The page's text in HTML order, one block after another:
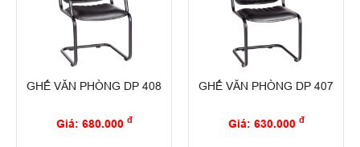
GHẾ VĂN PHÒNG DP 408
Giá: 680.000 đ
GHẾ VĂN PHÒNG DP 407
Giá: 630.000 đ